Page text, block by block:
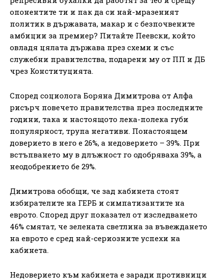
опонентите ти и пак да си най-мразеният
политик в държавата, макар и с безпочвените
амбиции за премиер? Питайте Пеевски, който
овладя цялата държава през схеми и със
служебни правителства, подарени му от ПП и ДБ
чрез Конституцията.
Според социолога Боряна Димитрова от Алфа
рисърч повечето правителства през последните
години, така и настоящото лека-полека губи
популярност, трупа негативи. Понастоящем
доверието в него е 26%, а недоверието – 39%. При
встъпването му в длъжност го одобряваха 39%, а
неодобрението бе 29%.
Димитрова обобщи, че зад кабинета стоят
избирателите на ГЕРБ и симпатизантите на
еврото. Според друг показател от изследването
46% смятат, че зелената светлина за въвеждането
на еврото е сред най-сериозните успехи на
кабинета.
Недоверието към кабинета е заради противници